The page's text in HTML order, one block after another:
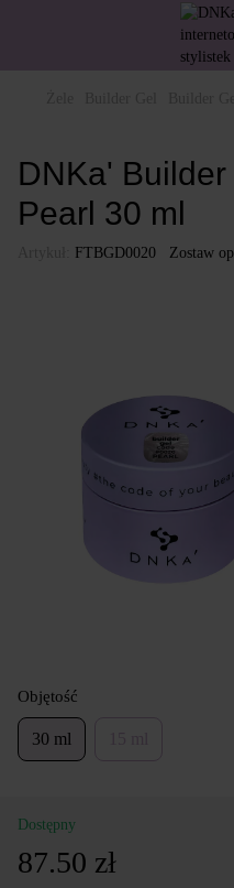
DNKa'
Pearl 30 ml
FTBGD0020 Zostaw
Objętość
30 ml
Dostępny
87.50 zł